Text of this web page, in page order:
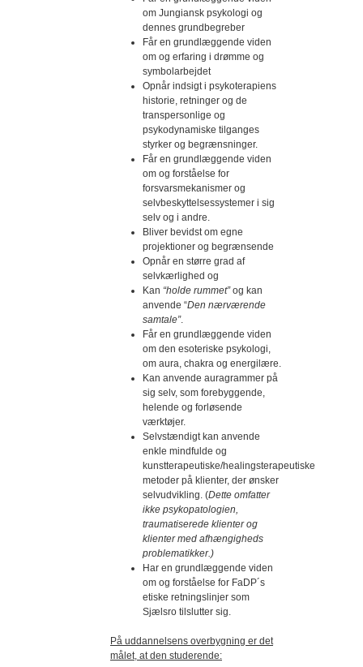
om Jungiansk psykologi og
dennes grundbegreber
Får en grundlæggende viden
om og erfaring i drømme og
symbolarbejdet
Opnår indsigt i psykoterapiens
historie, retninger og de
transpersonlige og
psykodynamiske tilganges
styrker og begrænsninger.
Får en grundlæggende viden
om og forståelse for
forsvarsmekanismer og
selvbeskyttelsessystemer i sig
selv og i andre.
Bliver bevidst om egne
projektioner og begrænsende
Opnår en større grad af
selvkærlighed og
Kan “holde rummet”og kan
anvende “Den nærværende
samtale”.
Får en grundlæggende viden
om den esoteriske psykologi,
om aura, chakra og energilære.
Kan anvende auragrammer på
sig selv, som forebyggende,
helende og forløsende
værktøjer.
Selvstændigt kan anvende
enkle mindfulde og
kunstterapeutiske/healingsterapeutiske
metoder på klienter, der ønsker
selvudvikling. (Dette omfatter
ikke psykopatologien,
traumatiserede klienter og
klienter med afhængigheds
problematikker.)
Har en grundlæggende viden
om og forståelse for FaDP´s
etiske retningslinjer som
Sjælsro tilslutter sig.
På uddannelsens overbygning er det
målet, at den studerende: